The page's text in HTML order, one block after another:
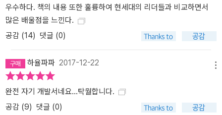
우수하다. 책의 내용 또한 훌륭하여 현세대의 리더들과 비교하면서
많은 배울점을 느낀다.
공감 (14) 댓글 (0)
하율파파 2017-12-22
완전 자기 개발서네요...탁월합니다.
공감 (9) 댓글 (0)